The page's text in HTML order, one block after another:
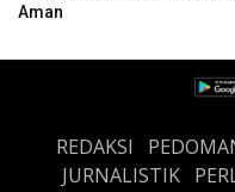
Aman
REDAKSI
JURNALISTIK